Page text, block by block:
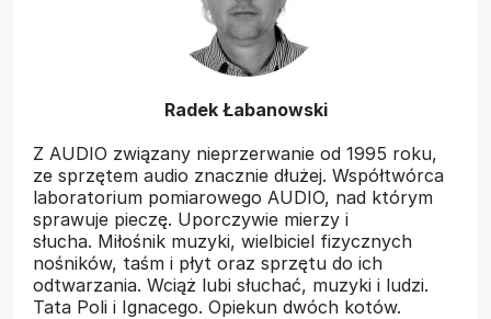
Radek Łabanowski
Z AUDIO związany nieprzerwanie od 1995 roku,
ze sprzętem audio znacznie dłużej. Współtwórca
laboratorium pomiarowego AUDIO, nad którym
sprawuje pieczę. Uporczywie mierzy i
słucha. Miłośnik muzyki, wielbiciel fizycznych
nośników, taśm i płyt oraz sprzętu do ich
odtwarzania. Wciąż lubi słuchać, muzyki i ludzi.
Tata Poli i Ignacego. Opiekun dwóch kotów.